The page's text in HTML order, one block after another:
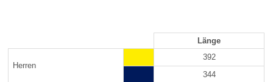
Länge
Herren
392
344